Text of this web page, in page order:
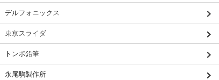
デルフォニックス
東京スライダ
トンボ鉛筆
永尾駒製作所